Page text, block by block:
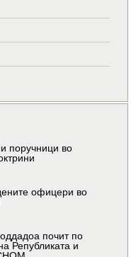
поручници во
офицери во
почит по
Републиката и